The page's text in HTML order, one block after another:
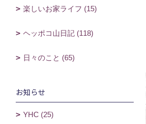
楽しいお家ライフ (15)
ヘッポコ山日記 (118)
日々のこと (65)
お知らせ
YHC (25)